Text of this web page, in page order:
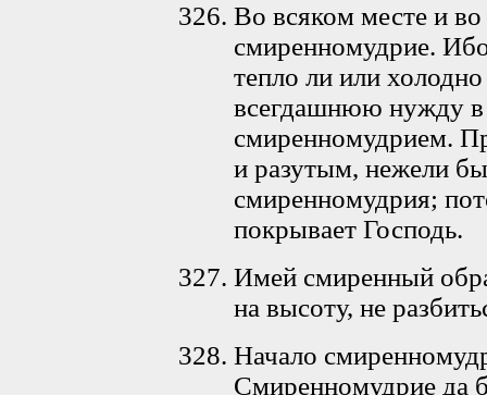
Во всяком месте и
смиренномудрие.
тепло ли или
всегдашнюю нужду в
смиренномудрием.
и разутым, нежели
смиренномудрия;
покрывает Господь.
Имей смиренный
на высоту, не
Начало
Смиренномудрие да